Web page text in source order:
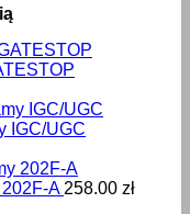
IGC/UGC
A 258.00 zł